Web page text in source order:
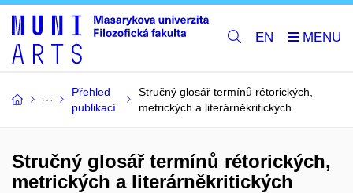
EN
Přehled
publikací
Stručný glosář termínů rétorických,
metrických a literárněkritických
Stručný glosář termínů rétorických,
metrických a literárněkritických